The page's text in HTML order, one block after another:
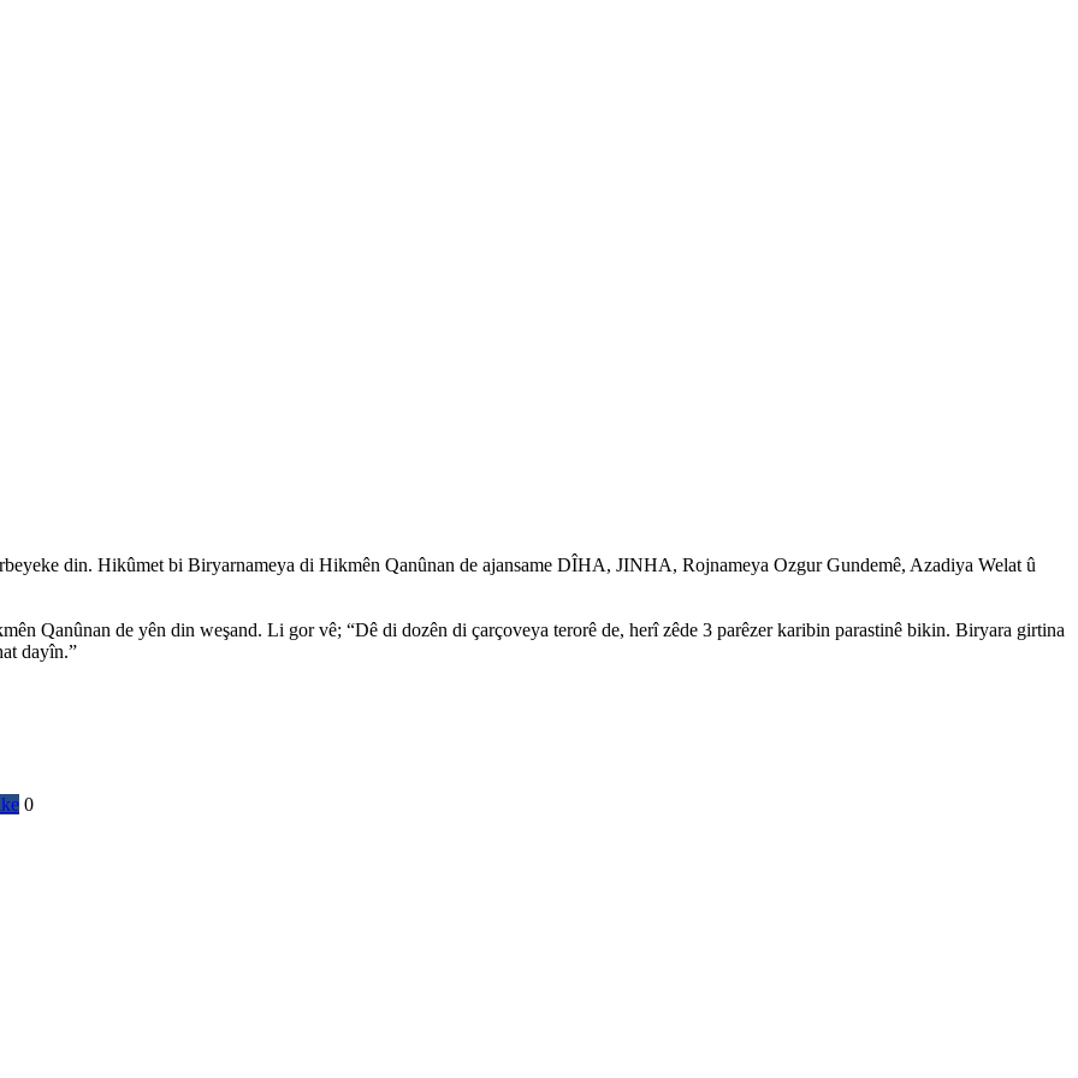
din. Hikûmet bi Biryarnameya di Hikmên Qanûnan de ajansame DÎHA, JINHA, Rojnameya Ozgur Gundemê, Azadiya Welat û
Qanûnan de yên din weşand. Li gor vê; “Dê di dozên di çarçoveya terorê de, herî zêde 3 parêzer karibin parastinê bikin. Biryara girtina
dayîn.”
0